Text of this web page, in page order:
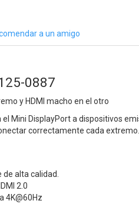
a un amigo
0887
y HDMI macho en el otro
Mini DisplayPort a dispositivos
correctamente cada extremo.
de alta calidad.
2.0
4K@60Hz